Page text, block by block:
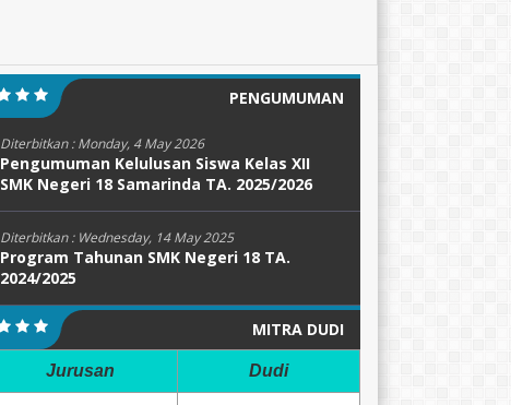
PENGUMUMAN
Diterbitkan :Monday, 4 May 2026
Pengumuman Kelulusan Siswa Kelas XII
SMK Negeri 18 Samarinda TA. 2025/2026
Diterbitkan : Wednesday, 14 May 2025
Program Tahunan SMK Negeri 18 TA.
2024/2025
MITRA DUDI
Jurusan Dudi